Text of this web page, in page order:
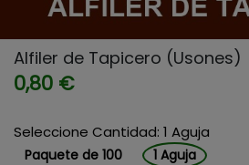
Alfiler de Tapicero (Usones)
0,80 €
Seleccione Cantidad: 1 Aguja
Paquete de 100 1 Aguja